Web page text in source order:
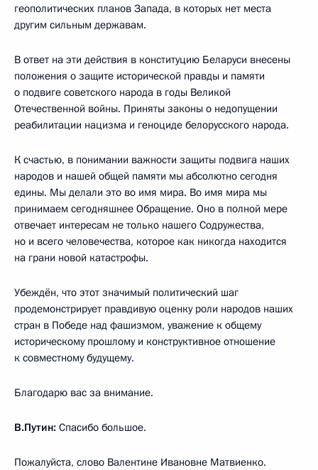
геополитических планов Запада, в которых нет места
другим сильным державам.
В ответ на эти действия в конституцию Беларуси внесены
положения о защите исторической правды и памяти
о подвиге советского народа в годы Великой
Отечественной войны. Приняты законы о недопущении
реабилитации нацизма и геноциде белорусского народа.
К счастью, в понимании важности защиты подвига наших
народов и нашей общей памяти мы абсолютно сегодня
едины. Мы делали это во имя мира. Во имя мира мы
принимаем сегодняшнее Обращение. Оно в полной мере
отвечает интересам не только нашего Содружества,
но и всего человечества, которое как никогда находится
на грани новой катастрофы.
Убеждён, что этот значимый политический шаг
продемонстрирует правдивую оценку роли народов наших
стран в Победе над фашизмом, уважение к общему
историческому прошлому и конструктивное отношение
к совместному будущему.
Благодарю вас за внимание.
В.Путин: Спасибо большое.
Пожалуйста, слово Валентине Ивановне Матвиенко.